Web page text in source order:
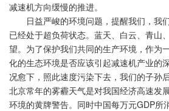
减速机方向缓慢的推进。
日益严峻的环境问题，提醒我们，我
已经处于超负荷状态。蓝天、白云、青山
望。为了保护我们共同的生产环境，作为
化的生态环境是否应该引起减速机产业的
况愈下，照此速度污染下去，我们的子孙
北京常年的雾霾天气是对我国经济高速发
环境的黄牌警告。同时中国每万元GDP所